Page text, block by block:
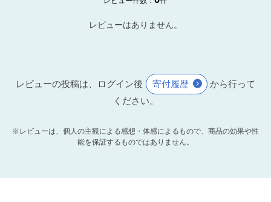
レビューはありません。
レビューの投稿は、ログイン後 寄付履歴
から行って
ください。
※レビューは、個人の主観による感想・体感によるもので、商品の効果や性
能を保証するものではありません。